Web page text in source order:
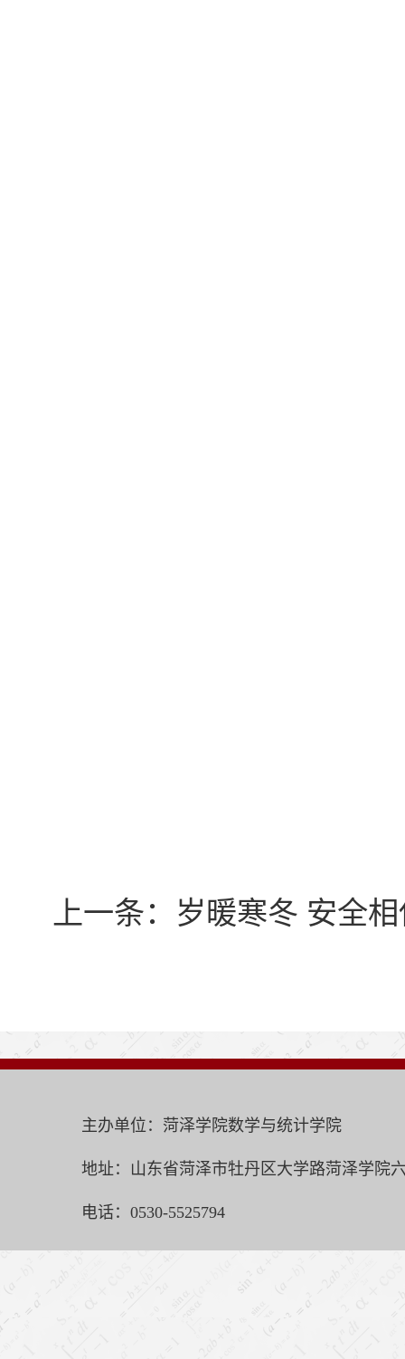
上一条： 岁暖寒冬 安全
主办单位：菏泽学院数学与统计学院
地址：山东省菏泽市牡丹区大学路菏泽学院
电话：0530-5525794